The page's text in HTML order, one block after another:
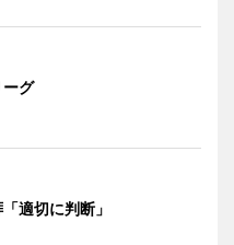
グ
適切に判断」